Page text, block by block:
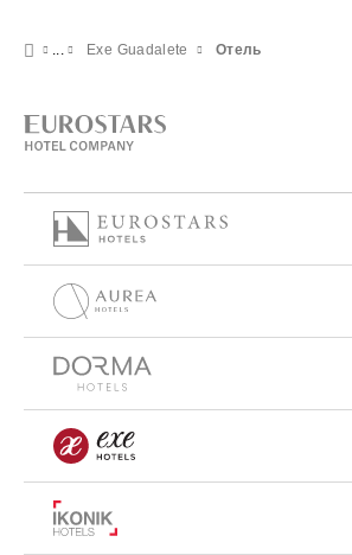
Exe Guadalete Отель